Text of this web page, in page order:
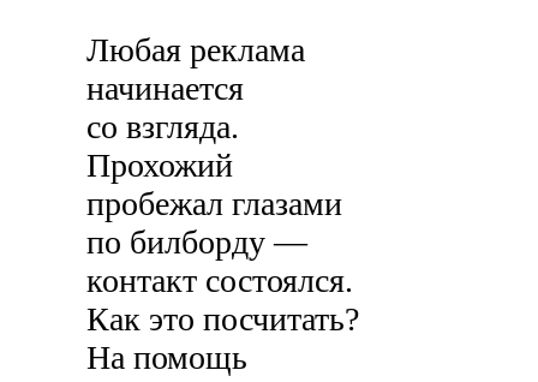
Любая реклама
начинается
со взгляда.
Прохожий
пробежал глазами
по билборду —
контакт состоялся.
Как это посчитать?
На помощь